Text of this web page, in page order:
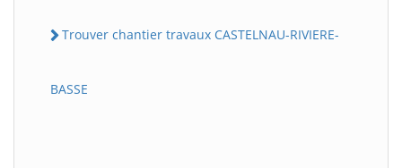
Trouver chantier travaux CASTELNAU-RIVIERE-
BASSE